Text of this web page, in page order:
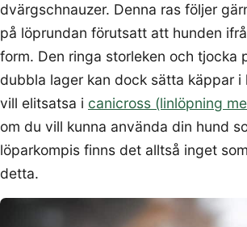
dvärgschnauzer. Denna ras följer
på löprundan förutsatt att hunden
form. Den ringa storleken och tjocka
dubbla lager kan dock sätta käppar i
vill elitsatsa i canicross (linlöpning
om du vill kunna använda din hund
löparkompis finns det alltså inget
detta.